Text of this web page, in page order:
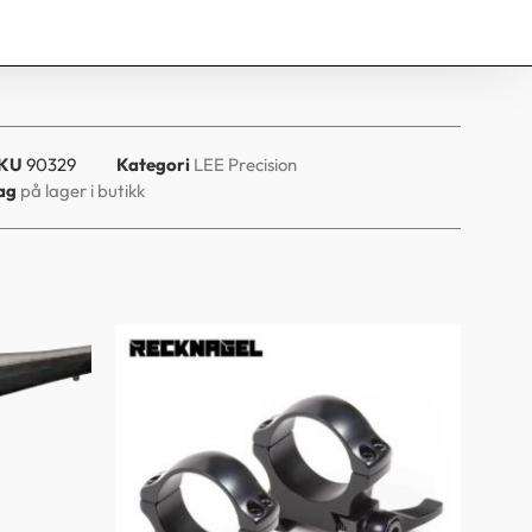
90329 Kategori LEE Precision
på lager i butikk